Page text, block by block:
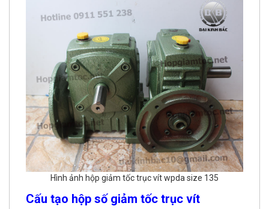
Hình ảnh hộp giảm tốc trục vít wpda size 135
Cấu tạo hộp số giảm tốc trục vít